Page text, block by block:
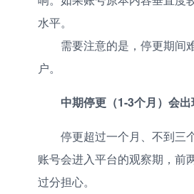
水平。
需要注意的是，停更期间
户。
中期停更（1-3个月）会
停更超过一个月、不到三
账号会进入平台的观察期，前
过分担心。